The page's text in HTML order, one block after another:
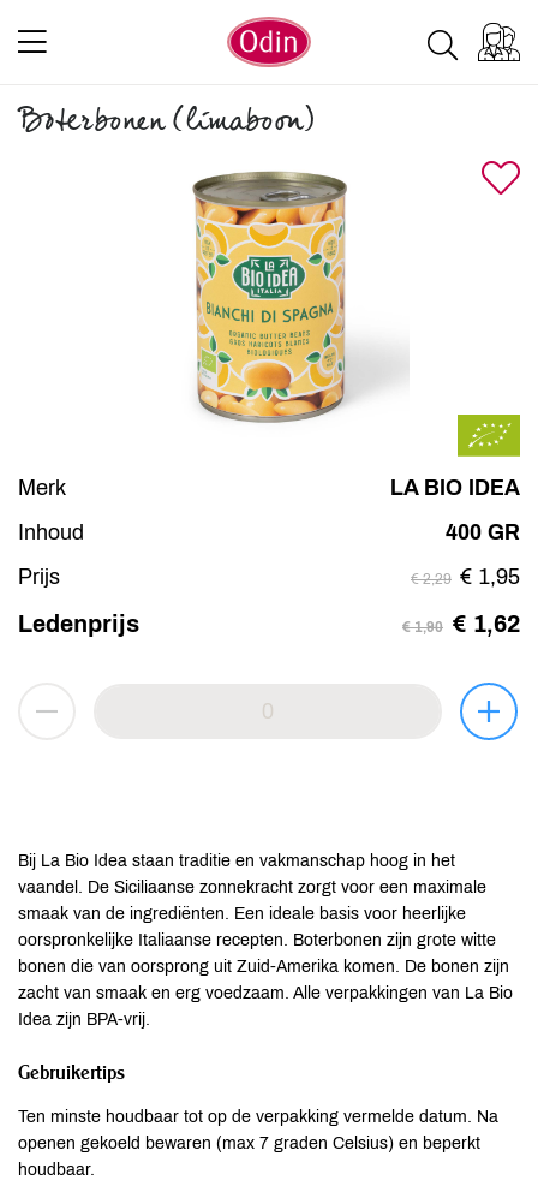
Boterbonen (limaboon)
Merk
LA BIO IDEA
Inhoud
400 GR
Prijs
€ 2,29 € 1,95
Ledenprijs € 1,90 € 1,62
Bij La Bio Idea staan traditie en vakmanschap hoog in het
vaandel. De Siciliaanse zonnekracht zorgt voor een maximale
smaak van de ingrediënten. Een ideale basis voor heerlijke
oorspronkelijke Italiaanse recepten. Boterbonen zijn grote witte
bonen die van oorsprong uit Zuid-Amerika komen. De bonen zijn
zacht van smaak en erg voedzaam. Alle verpakkingen van La Bio
Idea zijn BPA-vrij.
Gebruikertips
Ten minste houdbaar tot op de verpakking vermelde datum. Na
openen gekoeld bewaren (max 7 graden Celsius) en beperkt
houdbaar.